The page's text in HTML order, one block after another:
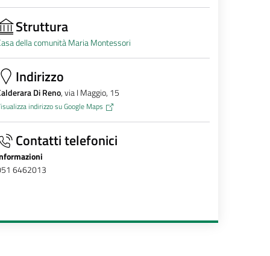
Struttura
della comunità Maria Montessori
Indirizzo
Di Reno, via I Maggio, 15
indirizzo su Google Maps
Contatti telefonici
6462013